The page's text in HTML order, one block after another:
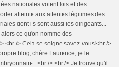
nationales votent lois et des
atteinte aux attentes légitimes des
dont ils sont aussi les dirigeants...
alors ce qu'on nomme des
<br /> Cela se soigne savez-vous!<br />
blog, chère Laurence, je le
/> <br /> Je trouve qu'il